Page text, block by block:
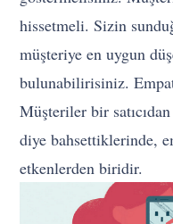
hissetmeli. Sizin
müşteriye en uygun
bulunabilirisiniz.
Müşteriler bir
diye bahsettiklerinde,
etkenlerden biridir.